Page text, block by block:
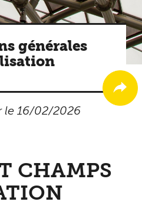
générales
le 16/02/2026
CHAMPS